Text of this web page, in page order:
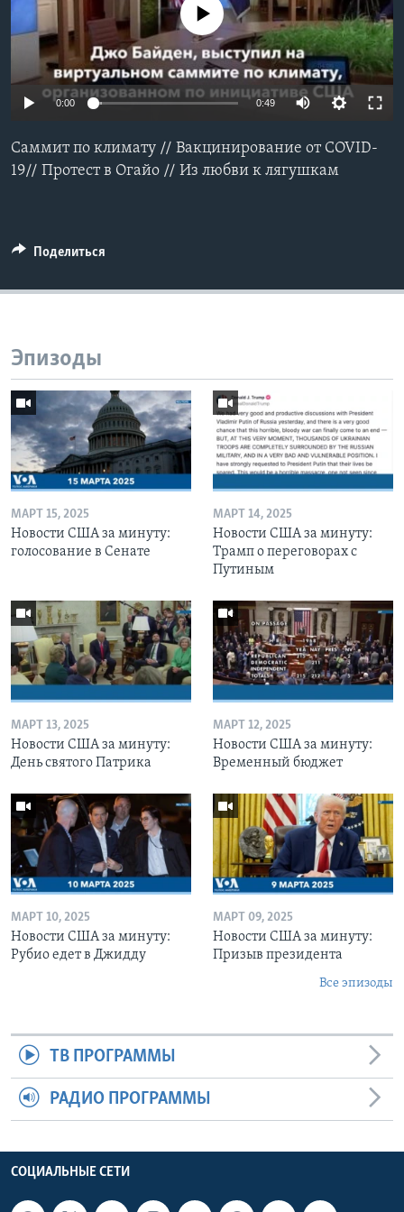
Learning English
СОЦИАЛЬНЫЕ СЕТИ
Языки
No media source currently available
0:00 0:49
Саммит по климату // Вакцинирование от COVID-
19// Протест в Огайо // Из любви к лягушкам
Поделиться
Эпизоды
МАРТ 15, 2025
Новости США за минуту:
голосование в Сенате
МАРТ 14, 2025
Новости США за минуту:
Трамп о переговорах с
Путиным
МАРТ 13, 2025
Новости США за минуту:
День святого Патрика
МАРТ 12, 2025
Новости США за минуту:
Временный бюджет
МАРТ 10, 2025
Новости США за минуту:
Рубио едет в Джидду
МАРТ 09, 2025
Новости США за минуту:
Призыв президента
Все эпизоды
ТВ ПРОГРАММЫ
РАДИО ПРОГРАММЫ
СОЦИАЛЬНЫЕ СЕТИ